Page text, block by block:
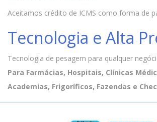
Aceitamos crédito de ICMS como forma de
Tecnologia e Alta
Tecnologia de pesagem para qualquer
Para Farmácias, Hospitais, Clínicas
Academias, Frigoríficos, Fazendas e